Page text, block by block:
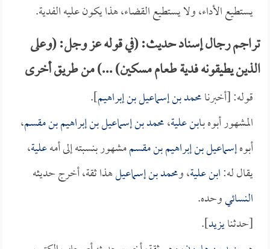
يستطيع الأداء، ولا يستطيع القضاء، هذا يكون عليه الفدية.
تراجم رجال إسناد حديث: (في قوله عز وجل: (وعلى
الذين يطيقونه فدية طعام مسكين) ...) من طريق أخرى
قوله: [أخبرنامحمد بن إسماعيل بن إبراهيم].
المشهور أبوه بـابن علية،محمد بن إسماعيل بن إبراهيم بن مقسم،
أبوهإسماعيل بن إبراهيم بن مقسممشهور بنسبته إلى أمهعلية،
يقال له:ابن علية، ومحمد بن إسماعيلهذا ثقة، أخرج حديثه
النسائيوحده.
[حدثنايزيد].